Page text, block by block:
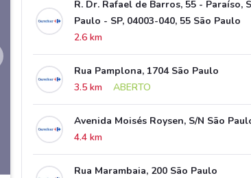
R. Dr. Rafael de Barros, 55 - Paraíso,
Paulo - SP, 04003-040, 55 São Paulo
2.6 km
Rua Pamplona, 1704 São Paulo
3.5 km
ABERTO
Avenida Moisés Roysen, S/N São
4.4 km
Rua Marambaia, 200 São Paulo